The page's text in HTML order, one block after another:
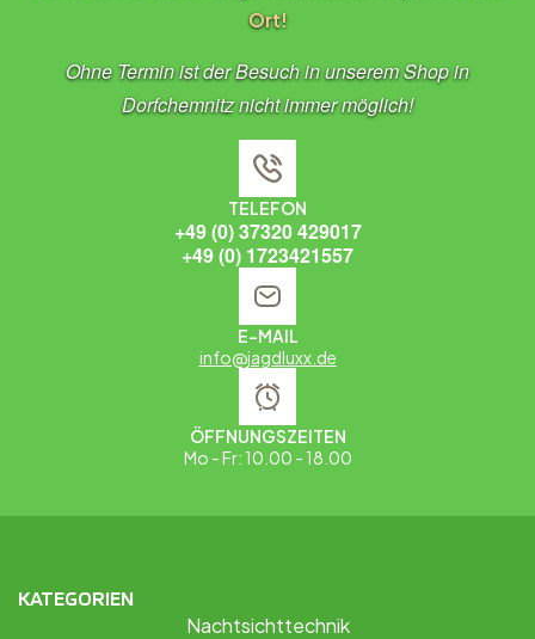
Ort!
Ohne Termin ist der Besuch in unserem Shop in
Dorfchemnitz nicht immer möglich!
TELEFON
+49 (0) 37320 429017
+49 (0) 1723421557
E-MAIL
info@jagdluxx.de
ÖFFNUNGSZEITEN
Mo - Fr: 10.00 - 18.00
KATEGORIEN
Nachtsichttechnik